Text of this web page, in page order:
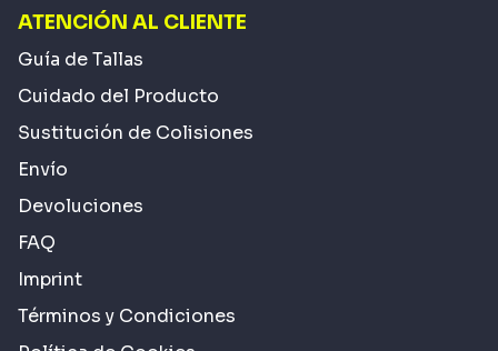
ATENCIÓN AL CLIENTE
Guía de Tallas
Cuidado del Producto
Sustitución de Colisiones
Envío
Devoluciones
FAQ
Imprint
Términos y Condiciones